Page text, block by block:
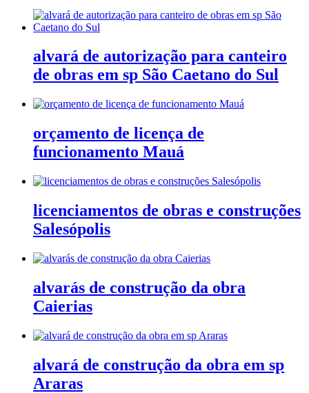
alvará de autorização para canteiro
de obras em sp São Caetano do Sul
orçamento de licença de
funcionamento Mauá
licenciamentos de obras e construções
Salesópolis
alvarás de construção da obra
Caierias
alvará de construção da obra em sp
Araras